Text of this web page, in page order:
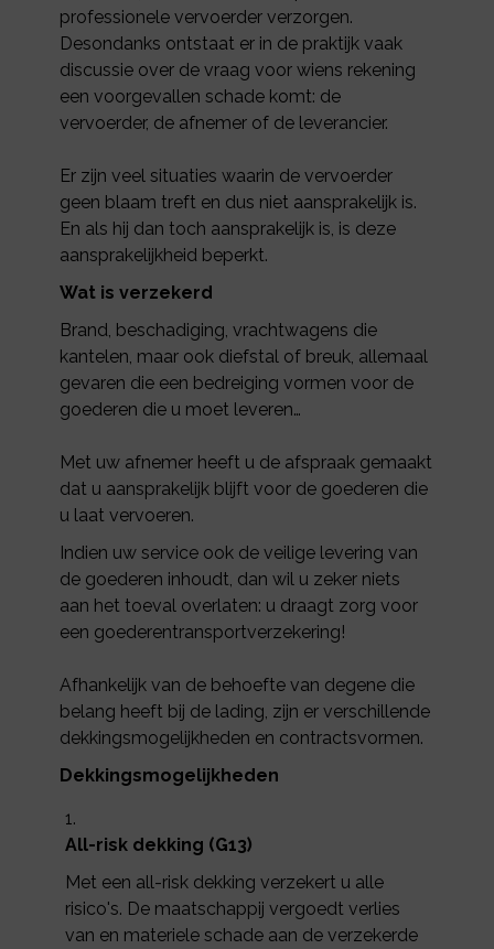
professionele vervoerder verzorgen.
Desondanks ontstaat er in de praktijk vaak
discussie over de vraag voor wiens rekening
een voorgevallen schade komt: de
vervoerder, de afnemer of de leverancier.
Er zijn veel situaties waarin de vervoerder
geen blaam treft en dus niet aansprakelijk is.
En als hij dan toch aansprakelijk is, is deze
aansprakelijkheid beperkt.
Wat is verzekerd
Brand, beschadiging, vrachtwagens die
kantelen, maar ook diefstal of breuk, allemaal
gevaren die een bedreiging vormen voor de
goederen die u moet leveren…
Met uw afnemer heeft u de afspraak gemaakt
dat u aansprakelijk blijft voor de goederen die
u laat vervoeren.
Indien uw service ook de veilige levering van
de goederen inhoudt, dan wil u zeker niets
aan het toeval overlaten: u draagt zorg voor
een goederentransportverzekering!
Afhankelijk van de behoefte van degene die
belang heeft bij de lading, zijn er verschillende
dekkingsmogelijkheden en contractsvormen.
Dekkingsmogelijkheden
All-risk dekking (G13)
Met een all-risk dekking verzekert u alle
risico's. De maatschappij vergoedt verlies
van en materiele schade aan de verzekerde